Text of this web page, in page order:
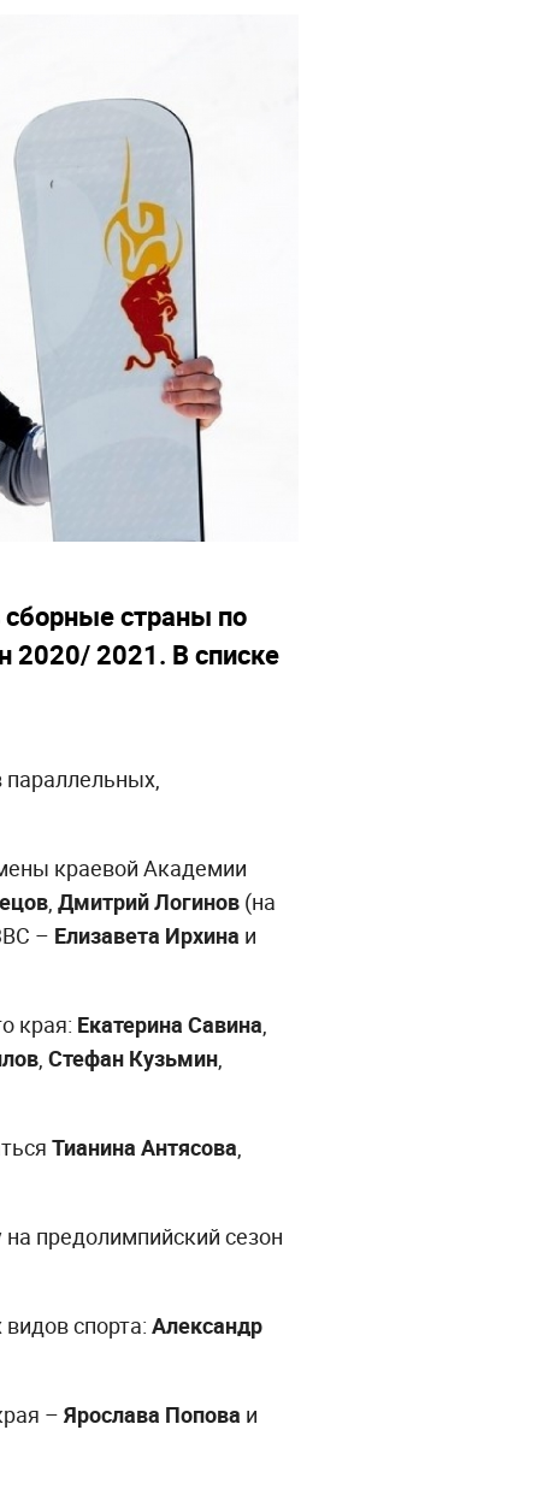
сборные страны по
2020/ 2021. В списке
параллельных,
краевой Академии
, Дмитрий Логинов (на
– Елизавета Ирхина и
края: Екатерина Савина,
, Стефан Кузьмин,
Тианина Антясова,
предолимпийский сезон
спорта: Александр
– Ярослава Попова и